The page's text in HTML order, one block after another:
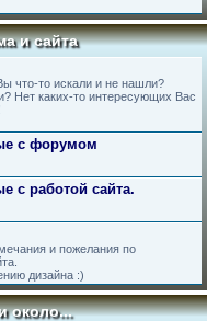
и сайта
что-то искали и не нашли?
Нет каких-то интересующих Вас
с форумом
с работой сайта.
и пожелания по
дизайна :)
около...